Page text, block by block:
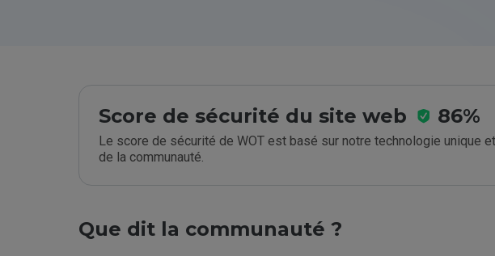
Score de sécurité du site web 86%
Le score de sécurité de WOT est basé sur notre technologie unique
de la communauté.
Que dit la communauté ?